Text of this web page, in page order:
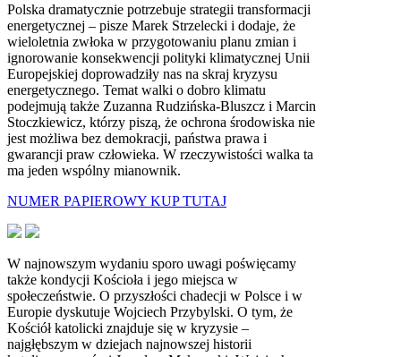
Polska dramatycznie potrzebuje strategii transformacji
energetycznej – pisze Marek Strzelecki i dodaje, że
wieloletnia zwłoka w przygotowaniu planu zmian i
ignorowanie konsekwencji polityki klimatycznej Unii
Europejskiej doprowadziły nas na skraj kryzysu
energetycznego. Temat walki o dobro klimatu
podejmują także Zuzanna Rudzińska-Bluszcz i Marcin
Stoczkiewicz, którzy piszą, że ochrona środowiska nie
jest możliwa bez demokracji, państwa prawa i
gwarancji praw człowieka. W rzeczywistości walka ta
ma jeden wspólny mianownik.
NUMER PAPIEROWY KUP TUTAJ
W najnowszym wydaniu sporo uwagi poświęcamy
także kondycji Kościoła i jego miejsca w
społeczeństwie. O przyszłości chadecji w Polsce i w
Europie dyskutuje Wojciech Przybylski. O tym, że
Kościół katolicki znajduje się w kryzysie –
najgłębszym w dziejach najnowszej historii